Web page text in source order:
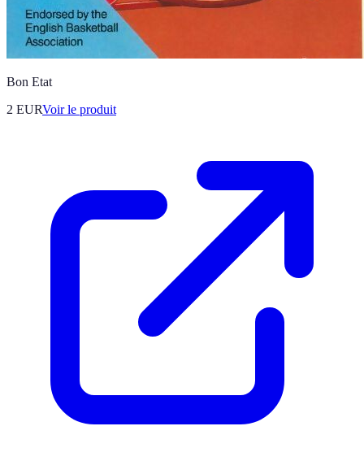
Bon Etat
2 EURVoir le produit